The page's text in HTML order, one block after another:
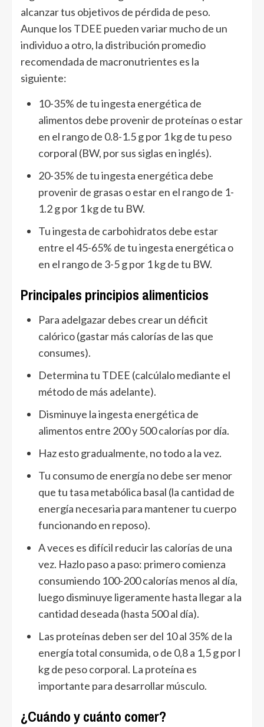
alcanzar tus objetivos de pérdida de peso.
Aunque los TDEE pueden variar mucho de un
individuo a otro, la distribución promedio
recomendada de macronutrientes es la
siguiente:
10-35% de tu ingesta energética de
alimentos debe provenir de proteínas o estar
en el rango de 0.8-1.5 g por 1 kg de tu peso
corporal (BW, por sus siglas en inglés).
20-35% de tu ingesta energética debe
provenir de grasas o estar en el rango de 1-
1.2 g por 1 kg de tu BW.
Tu ingesta de carbohidratos debe estar
entre el 45-65% de tu ingesta energética o
en el rango de 3-5 g por 1 kg de tu BW.
Principales principios alimenticios
Para adelgazar debes crear un déficit
calórico (gastar más calorías de las que
consumes).
Determina tu TDEE (calcúlalo mediante el
método de más adelante).
Disminuye la ingesta energética de
alimentos entre 200 y 500 calorías por día.
Haz esto gradualmente, no todo a la vez.
Tu consumo de energía no debe ser menor
que tu tasa metabólica basal (la cantidad de
energía necesaria para mantener tu cuerpo
funcionando en reposo).
A veces es difícil reducir las calorías de una
vez. Hazlo paso a paso: primero comienza
consumiendo 100-200 calorías menos al día,
luego disminuye ligeramente hasta llegar a la
cantidad deseada (hasta 500 al día).
Las proteínas deben ser del 10 al 35% de la
energía total consumida, o de 0,8 a 1,5 g por l
kg de peso corporal. La proteína es
importante para desarrollar músculo.
¿Cuándo y cuánto comer?